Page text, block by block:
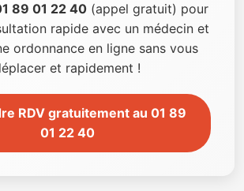
89 01 22 40(appel gratuit) pour
rapide avec un médecin et
ordonnance en ligne sans vous
et rapidement !
RDV gratuitement au 01 89
01 22 40